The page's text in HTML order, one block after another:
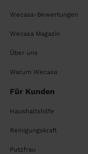
Wecasa-Bewertungen
Wecasa Magazin
Über uns
Warum Wecasa
Für Kunden
Haushaltshilfe
Reinigungskraft
Putzfrau